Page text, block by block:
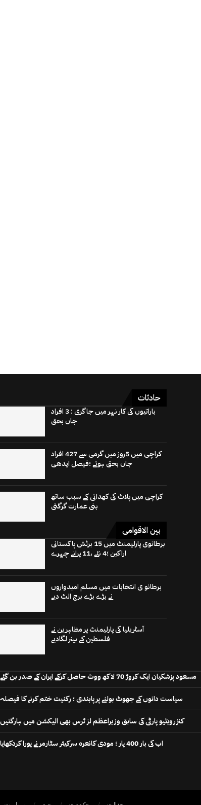
حادثات
باراتیوں کی کار نہر میں جاگری : 3 افراد
جاں بحق
کراچی میں 5روز میں گرمی سے 427 افراد
جاں بحق ہوئے ؛فیصل ایدھی
کراچی میں پلاٹ کی کھدائی کے سبب ساتھ
بنی عمارت گرگئی
بین الاقوامی
برطانوی پارلیمنٹ میں 15 برٹش پاکستانی
اراکین ؛4 نئے ،11 پرانے چہرے
برطانو ی انتخابات میں مسلم امیدواروں
نے بڑے بڑے برج الٹ دیے
آسٹریلیا کی پارلیمنٹ پر مظاہرین نے
فلسطین کے بینر لگادیے
مسعود پزشکیان ایک کروڑ 70 لاکھ ووٹ حاصل کرکے ایران کے صدر بن گئے
سیاست دانوں کے جھوٹ بولنے پر پابندی ؛ رکنیت ختم کرنے کا فیصلہ
کنزرویٹیو پارٹی کی سابق وزیراعظم لز ٹرس بھی الیکشن میں ہارگئیں
اب کی بار 400 پار ؛ مودی کانعرہ سرکیئر سٹارمر نے پورا کردکھایا